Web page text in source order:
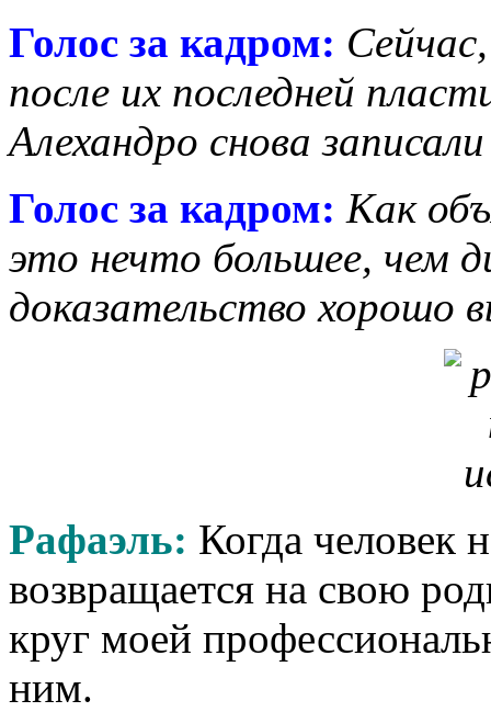
Голос за кадром:
после их последней
Алехандро снова
Голос за кадром: Как
это нечто большее, чем
доказательство хорошо
Рафаэль: Когда человек
возвращается на свою
круг моей
ним.